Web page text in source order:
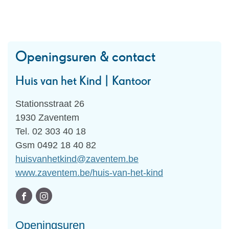
Openingsuren & contact
Huis van het Kind | Kantoor
Adres
Stationsstraat 26
,1930 Zaventem
Tel. 02 303 40 18
Gsm 0492 18 40 82
E-
mail
huisvanhetkind@zaventem.be
Website
www.zaventem.be/huis-van-het-kind
Volg
op
Facebook
van
Instagram
van
Openingsuren